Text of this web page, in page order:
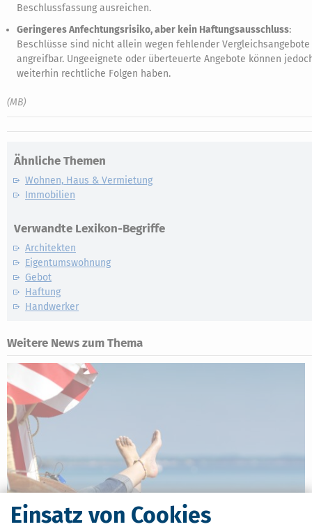
Einsatz von Cookies
Beschlussfassung ausreichen.
Geringeres Anfechtungsrisiko, aber kein Haftungsausschluss:
Beschlüsse sind nicht allein wegen fehlender Vergleichsangebote
angreifbar. Ungeeignete oder überteuerte Angebote können
weiterhin rechtliche Folgen haben.
(MB)
Ähnliche Themen
Wohnen, Haus & Vermietung
Immobilien
Verwandte Lexikon-Begriffe
Architekten
Eigentumswohnung
Gebot
Haftung
Handwerker
Weitere News zum Thema